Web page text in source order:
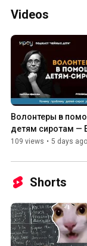
Videos
Волонтеры в
детям сиротам —
Альшанская,
109 views • 5 days ago
Shorts